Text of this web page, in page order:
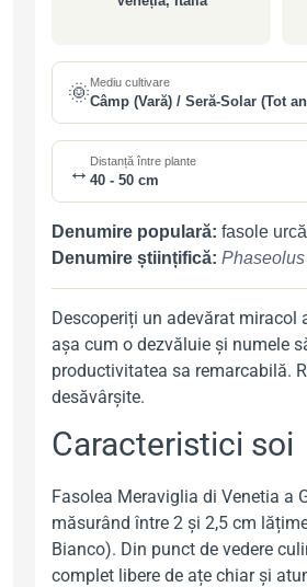
🌞Mediu cultivare
Câmp (Vară) / Seră-Solar (Tot
↔️ Distanță între plante
40 - 50 cm
Denumire populară: fasole
Denumire științifică:
Descoperiți un adevărat miracol
așa cum o dezvăluie și numele
productivitatea sa remarcabilă.
desăvârșite.
Caracteristici soi
Fasolea Meraviglia di Venetia a
măsurând între 2 și 2,5 cm
Bianco). Din punct de vedere
complet libere de ațe chiar și